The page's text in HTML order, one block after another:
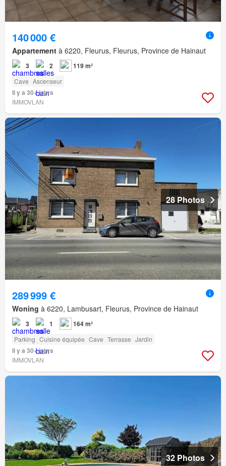
140 000 €
Appartement à 6220, Fleurus, Fleurus, Province de Hainaut
3 2 119 m²
Cave Ascenseur
Il y a 30+ jours
IMMOVLAN
28 Photos
289 999 €
Woning à 6220, Lambusart, Fleurus, Province de Hainaut
3 1 164 m²
Parking Cuisine équipée Cave Terrasse Jardin
Il y a 30+ jours
IMMOVLAN
32 Photos